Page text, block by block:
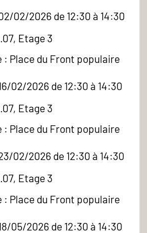
02/2026 de 12:30 à 14:30
Etage 3
: Place du Front populaire
02/2026 de 12:30 à 14:30
Etage 3
: Place du Front populaire
02/2026 de 12:30 à 14:30
Etage 3
: Place du Front populaire
05/2026 de 12:30 à 14:30